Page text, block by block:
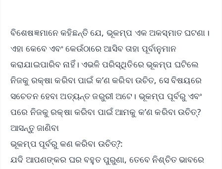
ବିଶେଷଜ୍ଞମାନେ କହିଛନ୍ତି ଯେ, ଭୂକମ୍ପ ଏକ ଅକସ୍ମାତ ଘଟଣା।
ଏହା କେବେ ଏବଂ କେଉଁଠାରେ ଆସିବ ତାହା ପୂର୍ବାନୁମାନ
କରାଯାଇପାରିବ ନାହିଁ। ଏଭଳି ପରିସ୍ଥିତିରେ ଭୂକମ୍ପ ଘଟିଲେ
ନିଜକୁ ରକ୍ଷା କରିବା ପାଇଁ କ’ଣ କରିବା ଉଚିତ, ସେ ବିଷୟରେ
ସଚେତନ ହେବା ଅତ୍ୟନ୍ତ ଜରୁରୀ ଅଟେ। ଭୂକମ୍ପ ପୂର୍ବରୁ ଏବଂ
ପରେ ନିଜକୁ ରକ୍ଷା କରିବା ପାଇଁ ଆମକୁ କ’ଣ କରିବା ଉଚିତ୍?
ଆସନ୍ତୁ ଜାଣିବା
ଭୂକମ୍ପ ପୂର୍ବରୁ କଣ କରିବା ଉଚିତ୍?:
ଯଦି ଆପଣଙ୍କର ଘର ବହୁତ ପୁରୁଣା, ତେବେ ନିଶ୍ଚିତ ଭାବରେ